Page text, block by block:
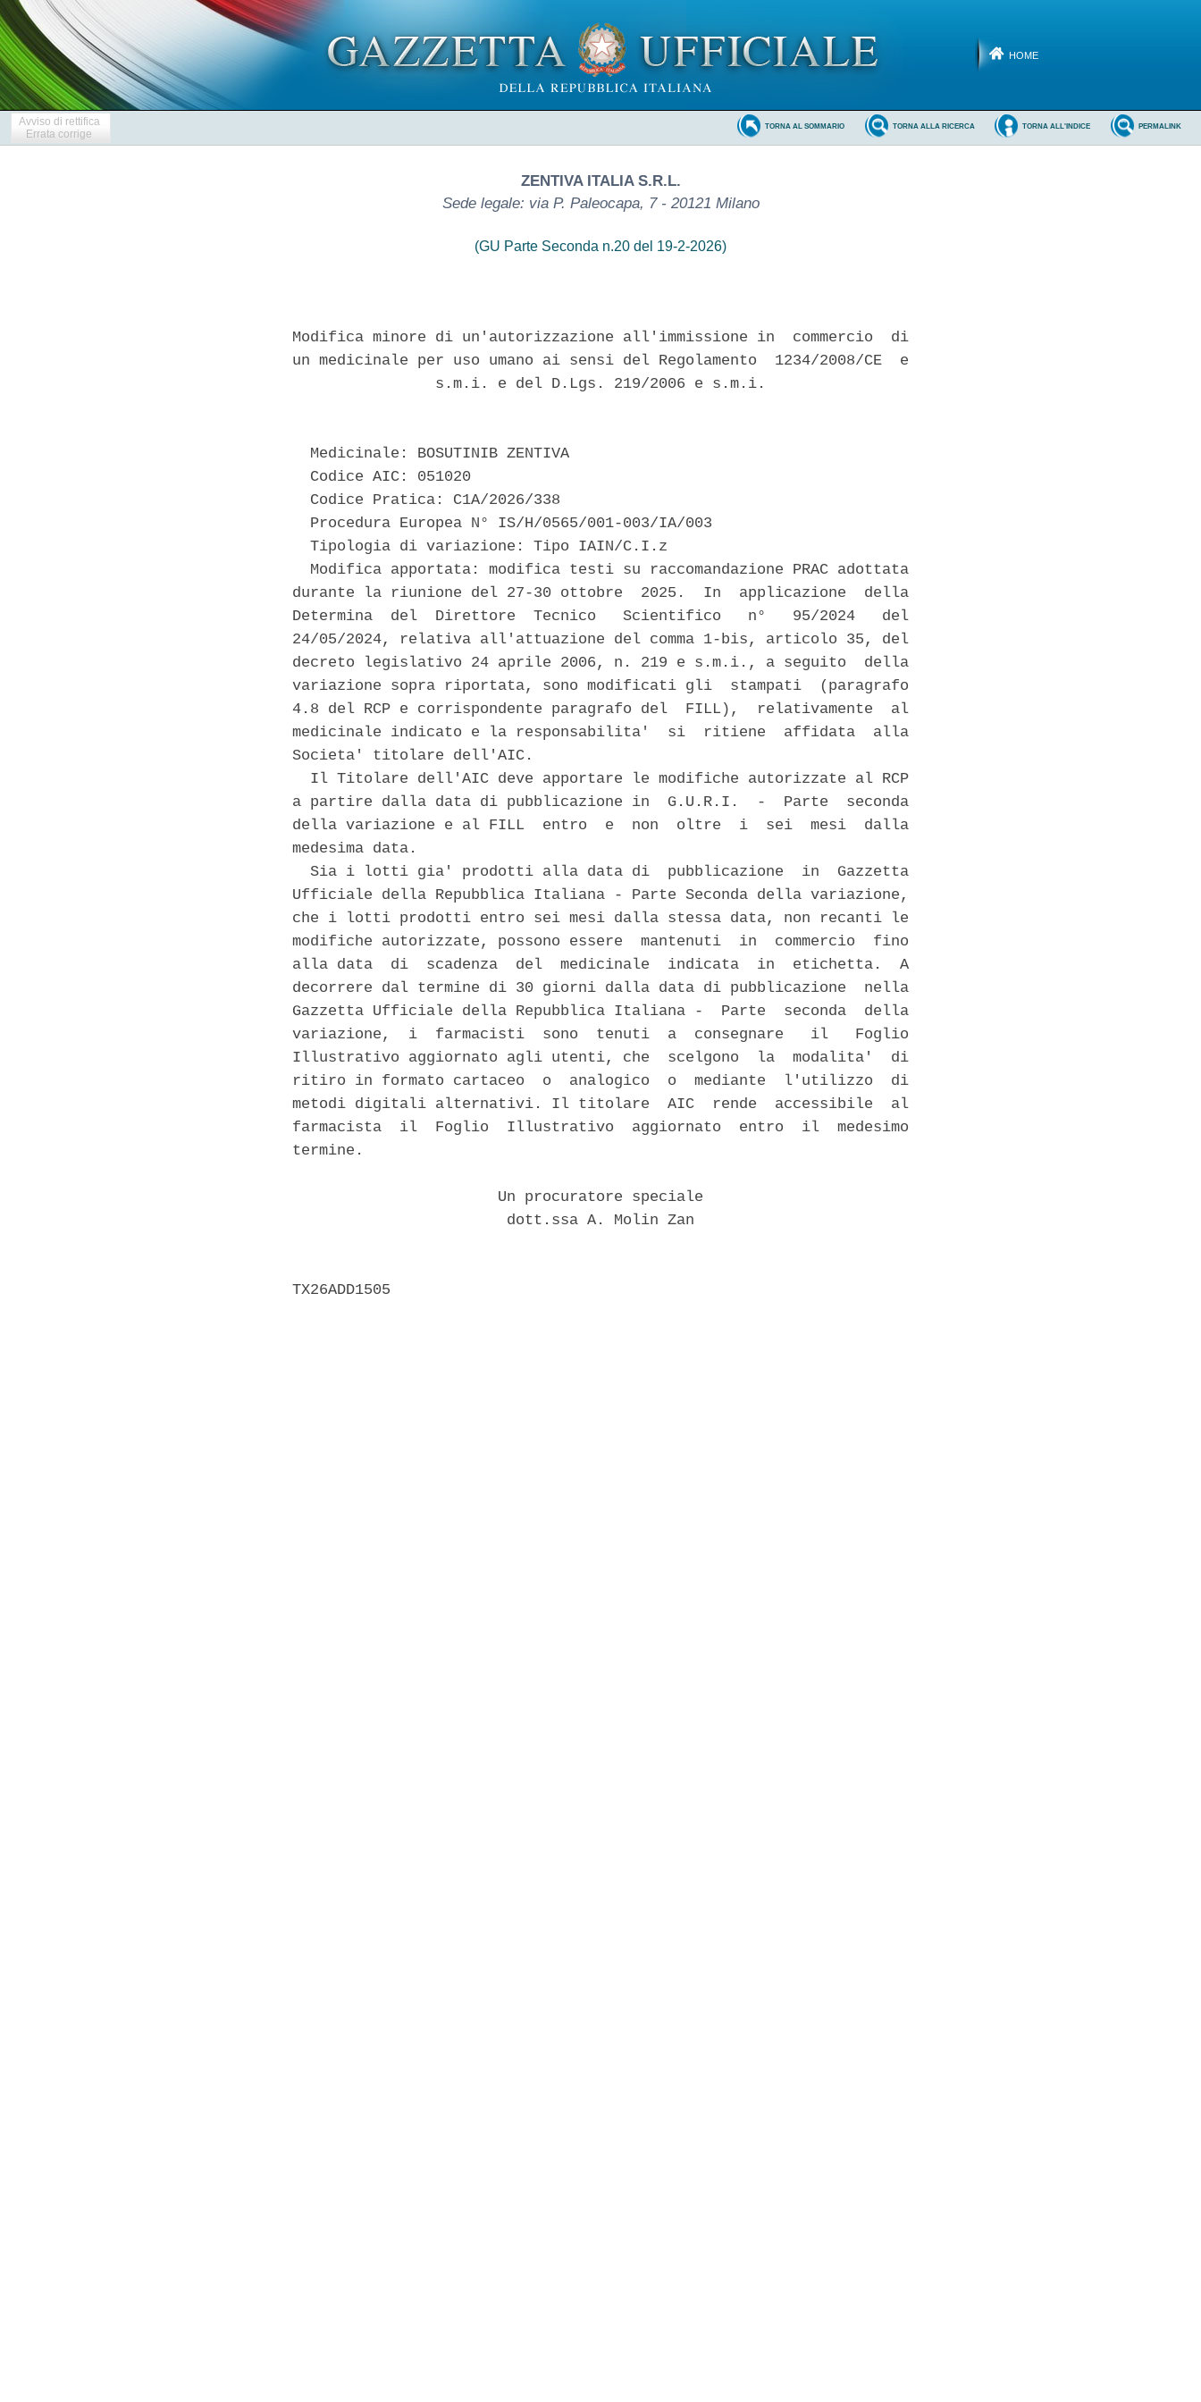
HOME
Avviso di rettifica
Errata corrige
PERMALINK
TORNA ALL'INDICE
TORNA ALLA RICERCA
TORNA AL SOMMARIO
ZENTIVA ITALIA S.R.L.
Sede legale: via P. Paleocapa, 7 - 20121 Milano
(GU Parte Seconda n.20 del 19-2-2026)
Modifica minore di un'autorizzazione all'immissione in  commercio  di
un medicinale per uso umano ai sensi del Regolamento  1234/2008/CE  e
                s.m.i. e del D.Lgs. 219/2006 e s.m.i.
  Medicinale: BOSUTINIB ZENTIVA
  Codice AIC: 051020
  Codice Pratica: C1A/2026/338
  Procedura Europea N° IS/H/0565/001-003/IA/003
  Tipologia di variazione: Tipo IAIN/C.I.z
  Modifica apportata: modifica testi su raccomandazione PRAC adottata
durante la riunione del 27-30 ottobre  2025.  In  applicazione  della
Determina  del  Direttore  Tecnico   Scientifico   n°   95/2024   del
24/05/2024, relativa all'attuazione del comma 1-bis, articolo 35, del
decreto legislativo 24 aprile 2006, n. 219 e s.m.i., a seguito  della
variazione sopra riportata, sono modificati gli  stampati  (paragrafo
4.8 del RCP e corrispondente paragrafo del  FILL),  relativamente  al
medicinale indicato e la responsabilita'  si  ritiene  affidata  alla
Societa' titolare dell'AIC.
  Il Titolare dell'AIC deve apportare le modifiche autorizzate al RCP
a partire dalla data di pubblicazione in  G.U.R.I.  -  Parte  seconda
della variazione e al FILL  entro  e  non  oltre  i  sei  mesi  dalla
medesima data.
  Sia i lotti gia' prodotti alla data di  pubblicazione  in  Gazzetta
Ufficiale della Repubblica Italiana - Parte Seconda della variazione,
che i lotti prodotti entro sei mesi dalla stessa data, non recanti le
modifiche autorizzate, possono essere  mantenuti  in  commercio  fino
alla data  di  scadenza  del  medicinale  indicata  in  etichetta.  A
decorrere dal termine di 30 giorni dalla data di pubblicazione  nella
Gazzetta Ufficiale della Repubblica Italiana -  Parte  seconda  della
variazione,  i  farmacisti  sono  tenuti  a  consegnare   il   Foglio
Illustrativo aggiornato agli utenti, che  scelgono  la  modalita'  di
ritiro in formato cartaceo  o  analogico  o  mediante  l'utilizzo  di
metodi digitali alternativi. Il titolare  AIC  rende  accessibile  al
farmacista  il  Foglio  Illustrativo  aggiornato  entro  il  medesimo
termine.
                       Un procuratore speciale
                        dott.ssa A. Molin Zan